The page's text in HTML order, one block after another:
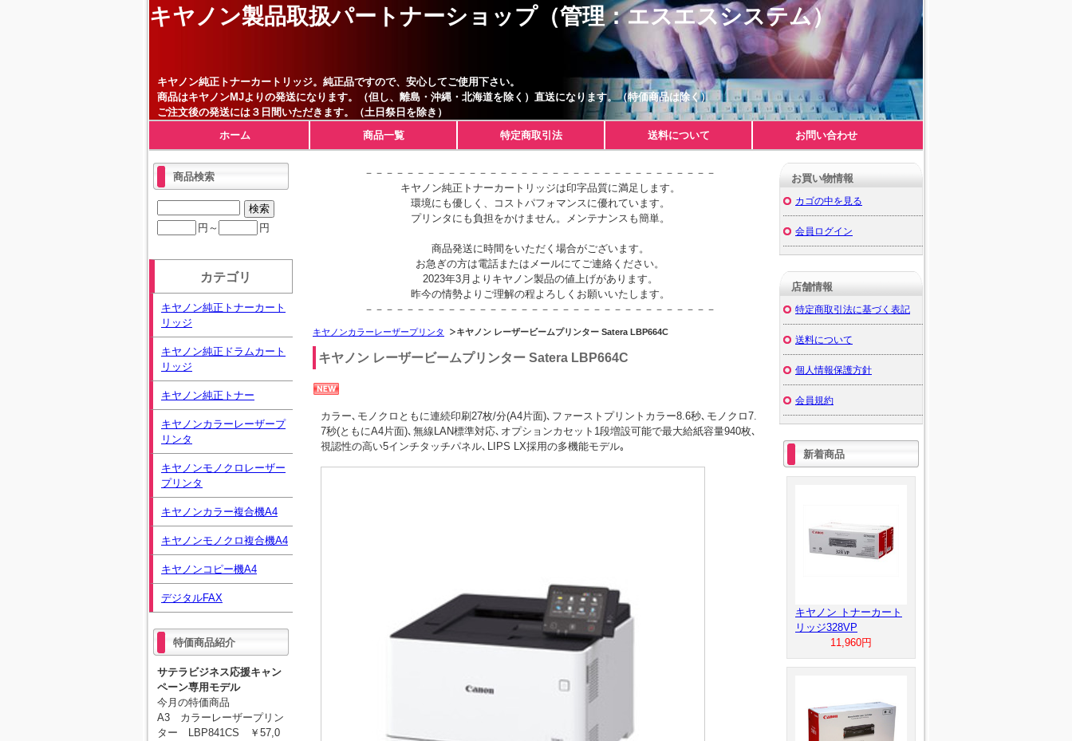
キヤノン製品取扱パートナーショップ（管理：エスエスシステム）
キヤノン純正トナーカートリッジ。純正品ですので、安心してご使用下さい。
商品はキヤノンMJよりの発送になります。（但し、離島・沖縄・北海道を除く）直送になります。（特価商品は除く）
ご注文後の発送には３日間いただきます。（土日祭日を除き）
ホーム
商品一覧 特定商取引法 送料について お問い合わせ
－－－－－－－－－－－－－－－－－－－－－－－－－－－－－－－－－－
キヤノン純正トナーカートリッジは印字品質に満足します。
環境にも優しく、コストパフォマンスに優れています。
プリンタにも負担をかけません。メンテナンスも簡単。
商品発送に時間をいただく場合がございます。
お急ぎの方は電話またはメールにてご連絡ください。
2023年3月よりキヤノン製品の値上げがあります。
昨今の情勢よりご理解の程よろしくお願いいたします。
－－－－－－－－－－－－－－－－－－－－－－－－－－－－－－－－－－
キヤノンカラーレーザープリンタ キヤノン レーザービームプリンター Satera LBP664C
キヤノン レーザービームプリンター Satera LBP664C
カラー､モノクロともに連続印刷27枚/分(A4片面)､ファーストプリントカラー8.6秒､モノクロ7.
7秒(ともにA4片面)､無線LAN標準対応､オプションカセット1段増設可能で最大給紙容量940枚､
視認性の高い5インチタッチパネル､LIPS LX採用の多機能モデル｡
商品検索
円～ 円
カテゴリ
キヤノン純正トナーカート
リッジ
キヤノン純正ドラムカート
リッジ
キヤノン純正トナー
キヤノンカラーレーザープ
リンタ
キヤノンモノクロレーザー
プリンタ
キヤノンカラー複合機A4
キヤノンモノクロ複合機A4
キヤノンコピー機A4
デジタルFAX
特価商品紹介
サテラビジネス応援キャン
ペーン専用モデル
今月の特価商品
A3 カラーレーザープリン
ター LBP841CS ￥57,0
お買い物情報
カゴの中を見る
会員ログイン
店舗情報
特定商取引法に基づく表記
送料について
個人情報保護方針
会員規約
新着商品
キヤノン トナーカート
リッジ328VP
11,960円